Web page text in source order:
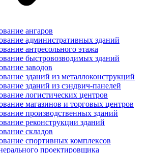
ангаров
административных зданий
антресольного этажа
быстровозводимых зданий
заводов
зданий из металлоконструкций
зданий из сэндвич-панелей
логистических центров
магазинов и торговых центров
производственных зданий
реконструкции зданий
складов
спортивных комплексов
проектировщика